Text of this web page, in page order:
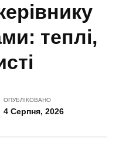
теплі,
ОПУБЛІКОВАНО
4 Серпня, 2026